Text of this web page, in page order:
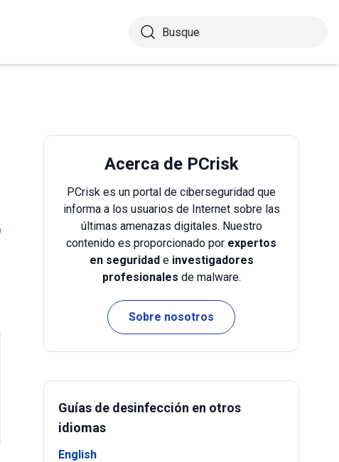
Acerca de PCrisk
PCrisk es un portal de ciberseguridad que
informa a los usuarios de Internet sobre las
últimas amenazas digitales. Nuestro
contenido es proporcionado por expertos
en seguridade investigadores
profesionales de malware.
Sobre nosotros
Guías de desinfección en otros
idiomas
English